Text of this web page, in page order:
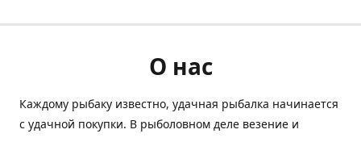
О нас
Каждому рыбаку известно, удачная рыбалка начинается
с удачной покупки. В рыболовном деле везение и